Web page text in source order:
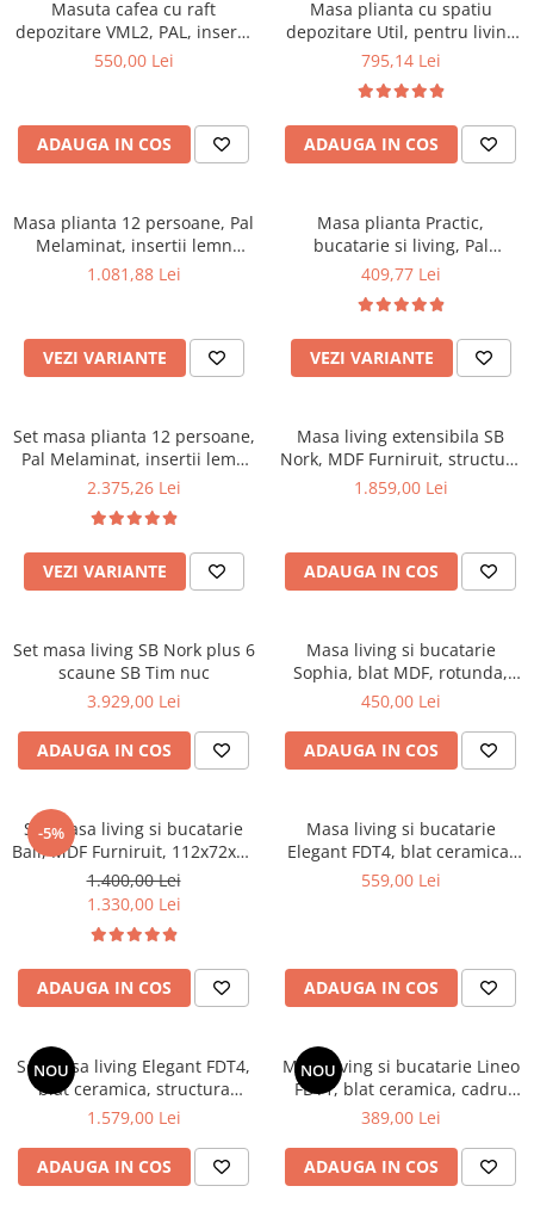
Saltele Pocket
Saltele cu arcuri impachetate
individual
Saltele Memory Foam
Saltele Memory Pocket
Saltele cu spuma
Saltele cu spuma
Saltele Memory
Saltele 160x200
Saltele 180x200
Top saltele
Top saltele 10 cm
Saltele ieftine
Saltele cu plasa de arcuri
Saltele cu spuma
Noptiere
Paturi
Mobilier living
Mobila living
Comode living
Scaune ergonomice
Dulap birou
Birouri
Scaune pentru birou
Scaune pentru vizitatori
Scaune manager
Mobilier bucatarie
Scaune pentru bucatarie
Mobila bucatarie
Seturi mese si scaune bucatarie
Mobilier hol
Suporturi si rafturi pantofi
Portmantouri
Pantofare
Seturi mobilier hol
Stender haine
Suport pentru umerase
Etajere
Mobilier gradinita
Mese gradinita
Scaune gradinita
Set mese si scaune gradinita
Mobilier copii
Scaune birou
Scaune profesionale
Scaune birou copii
Scaune gradinita
Scaune conferinta
Masuta cafea cu raft
depozitare VML2, PAL, insertii
MDF, 125x65x53 cm, Nuc
550,00 Lei
ADAUGA IN COS
Masa plianta cu spatiu
depozitare Util, pentru living
si bucatarie, PAL, structura
persoane, 160x96x80 cm, fag
795,14 Lei
ADAUGA IN COS
Masa plianta 12 persoane, Pal
Melaminat, insertii lemn
masiv, sistem cuplare blat,
1.081,88 Lei
VEZI VARIANTE
Masa plianta Practic,
bucatarie si living, Pal
Melaminat, insertii lemn
rotunjite, 120x74x75 cm,
wenge
409,77 Lei
VEZI VARIANTE
Set masa plianta 12 persoane,
Pal Melaminat, insertii lemn
masiv, 274x75x78 cm si 6
ecologica, nuc
2.375,26 Lei
VEZI VARIANTE
Masa living extensibila SB
Nork, MDF Furniruit, structura
lemn masiv, 8 persoane, 198-
1.859,00 Lei
ADAUGA IN COS
Set masa living SB Nork plus 6
scaune SB Tim nuc
3.929,00 Lei
ADAUGA IN COS
Masa living si bucatarie
Sophia, blat MDF, rotunda,
structura lemn masiv, 4
450,00 Lei
ADAUGA IN COS
-5%
Set masa living si bucatarie
Bali, MDF Furniruit, 112x72x74
cm si 4 scaune Vienna, lemn
masiv, tapiterie stofa, 100 kg,
nuc
1.400,00 Lei
1.330,00 Lei
ADAUGA IN COS
Masa living si bucatarie
Elegant FDT4, blat ceramica,
cadru metalic, 6 persoane,
559,00 Lei
ADAUGA IN COS
NOU
Set masa living Elegant FDT4,
blat ceramica, structura
metalica, 140x80x75 cm,
FDC4, tapiterie catifea, 90 kg,
gri
1.579,00 Lei
ADAUGA IN COS
NOU
Masa living si bucatarie Lineo
FDT1, blat ceramica, cadru
metalic, 6 persoane,
389,00 Lei
ADAUGA IN COS